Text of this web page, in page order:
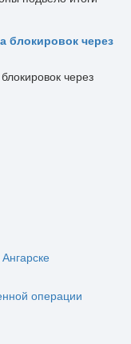
блокировок через
операции